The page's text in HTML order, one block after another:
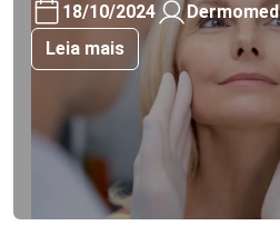
18/10/2024
Dermomed
Leia mais